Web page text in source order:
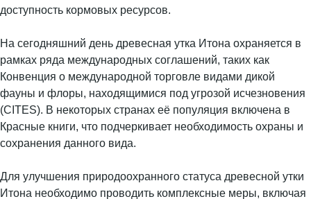
доступность кормовых ресурсов.
На сегодняшний день древесная утка Итона охраняется в
рамках ряда международных соглашений, таких как
Конвенция о международной торговле видами дикой
фауны и флоры, находящимися под угрозой исчезновения
(CITES). В некоторых странах её популяция включена в
Красные книги, что подчеркивает необходимость охраны и
сохранения данного вида.
Для улучшения природоохранного статуса древесной утки
Итона необходимо проводить комплексные меры, включая